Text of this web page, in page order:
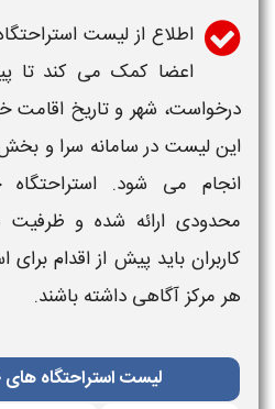
اطلاع از لیست
اعضا کمک می کند تا
درخواست، شهر و تاریخ اقامت
این لیست درسامانه سرا و
انجام می شود. استراحتگاه
محدودی ارائه شده و
کاربران باید پیش از اقدام
هر مرکز آگاهی داشته باشند.
لیست استراحتگاه های